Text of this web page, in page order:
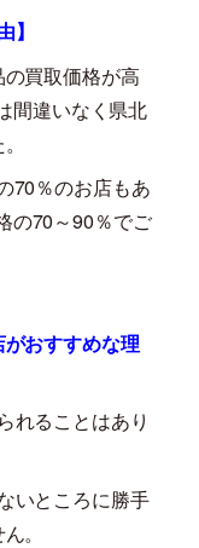
】
買取価格が高
間違いなく県北
70％のお店もあ
の70～90％でご
がおすすめな理
れることはあり
いところに勝手
。